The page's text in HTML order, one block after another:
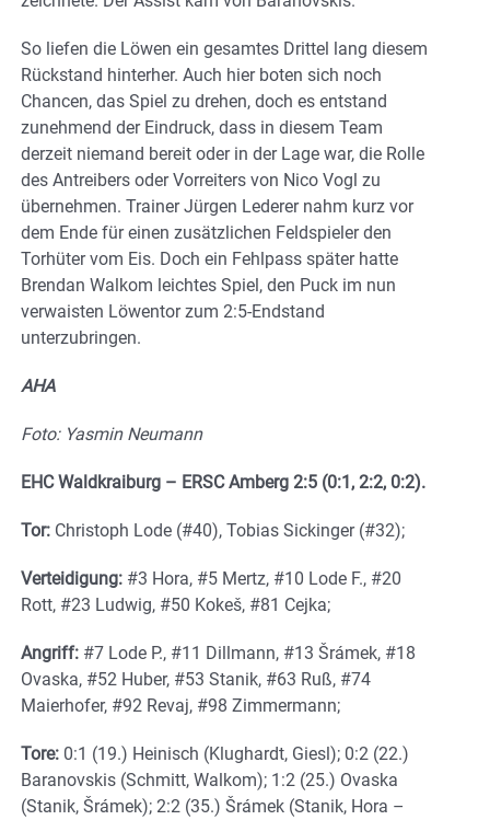
So liefen die Löwen ein gesamtes Drittel lang diesem
Rückstand hinterher. Auch hier boten sich noch
Chancen, das Spiel zu drehen, doch es entstand
zunehmend der Eindruck, dass in diesem Team
derzeit niemand bereit oder in der Lage war, die Rolle
des Antreibers oder Vorreiters von Nico Vogl zu
übernehmen. Trainer Jürgen Lederer nahm kurz vor
dem Ende für einen zusätzlichen Feldspieler den
Torhüter vom Eis. Doch ein Fehlpass später hatte
Brendan Walkom leichtes Spiel, den Puck im nun
verwaisten Löwentor zum 2:5-Endstand
unterzubringen.
AHA
Foto: Yasmin Neumann
EHC Waldkraiburg – ERSC Amberg 2:5 (0:1, 2:2, 0:2).
Tor: Christoph Lode (#40), Tobias Sickinger (#32);
Verteidigung: #3 Hora, #5 Mertz, #10 Lode F., #20
Rott, #23 Ludwig, #50 Kokeš, #81 Cejka;
Angriff: #7 Lode P., #11 Dillmann, #13 Šrámek, #18
Ovaska, #52 Huber, #53 Stanik, #63 Ruß, #74
Maierhofer, #92 Revaj, #98 Zimmermann;
Tore: 0:1 (19.) Heinisch (Klughardt, Giesl); 0:2 (22.)
Baranovskis (Schmitt, Walkom); 1:2 (25.) Ovaska
(Stanik, Šrámek); 2:2 (35.) Šrámek (Stanik, Hora –